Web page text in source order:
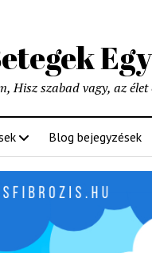
Hisz szabad vagy, az
Blog bejegyzések